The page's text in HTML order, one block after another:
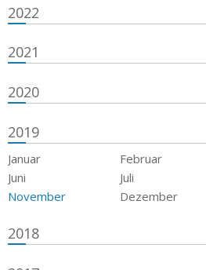
2022
2021
2020
2019
Januar Februar
Juni
Juli
November
Dezember
2018